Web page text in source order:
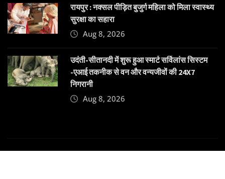
रायपुर : नक्सल पीड़ित बुजुर्ग महिला को मिला स्वास्थ्य
सुरक्षा का सहारा
Aug 8, 2026
उदंती-सीतानदी में शुरू हुआ स्मार्ट सर्विलांस सिस्टम
-एआई तकनीक से वन और वन्यजीवों की 24X7
निगरानी
Aug 8, 2026